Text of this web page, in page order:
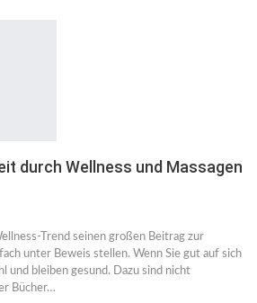
durch Wellness und Massagen
Trend seinen großen Beitrag zur
unter Beweis stellen. Wenn Sie gut auf sich
und bleiben gesund. Dazu sind nicht
Bücher…